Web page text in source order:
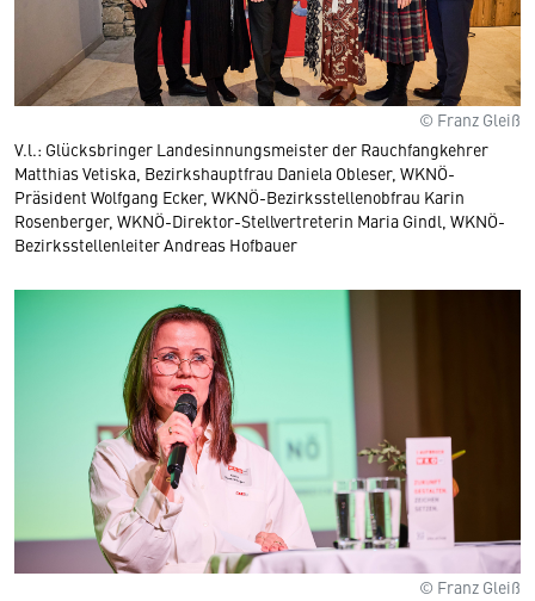
© Franz Gleiß
V.l.: Glücksbringer Landesinnungsmeister der Rauchfangkehrer
Matthias Vetiska, Bezirkshauptfrau Daniela Obleser, WKNÖ-
Präsident Wolfgang Ecker, WKNÖ-Bezirksstellenobfrau Karin
Rosenberger, WKNÖ-Direktor-Stellvertreterin Maria Gindl, WKNÖ-
Bezirksstellenleiter Andreas Hofbauer
© Franz Gleiß